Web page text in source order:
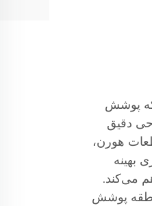
که پوشش
دقیق
هورن،
بهینه
می‌کند.
پوشش